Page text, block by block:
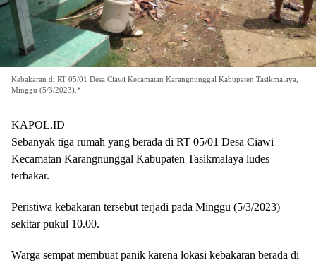
Kebakaran di RT 05/01 Desa Ciawi Kecamatan Karangnunggal Kabupaten Tasikmalaya,
Minggu (5/3/2023).*
KAPOL.ID –
Sebanyak tiga rumah yang berada di RT 05/01 Desa Ciawi
Kecamatan Karangnunggal Kabupaten Tasikmalaya ludes
terbakar.
Peristiwa kebakaran tersebut terjadi pada Minggu (5/3/2023)
sekitar pukul 10.00.
Warga sempat membuat panik karena lokasi kebakaran berada di